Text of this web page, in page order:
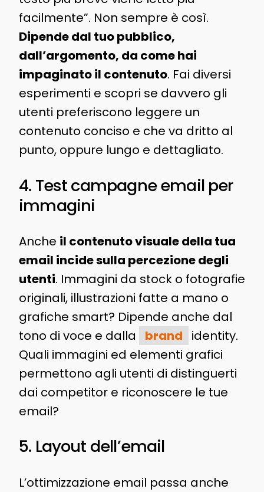
facilmente”. Non sempre è così.
Dipende dal tuo pubblico,
dall’argomento, da come hai
impaginato il contenuto. Fai diversi
esperimenti e scopri se davvero gli
utenti preferiscono leggere un
contenuto conciso e che va dritto al
punto, oppure lungo e dettagliato.
4. Test campagne email per
immagini
Anche il contenuto visuale della tua
email incide sulla percezione degli
utenti. Immagini da stock o fotografie
originali, illustrazioni fatte a mano o
grafiche smart? Dipende anche dal
tono di voce e dalla
brand
identity.
Quali immagini ed elementi grafici
permettono agli utenti di distinguerti
dai competitor e riconoscere le tue
email?
5. Layout dell’email
L’ottimizzazione email passa anche